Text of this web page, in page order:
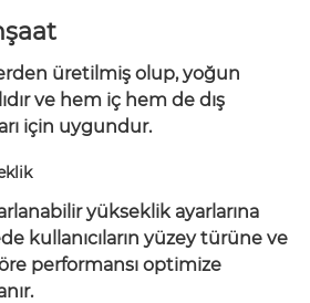
üretilmiş olup, yoğun
ve hem iç hem de dış
için uygundur.
yükseklik ayarlarına
kullanıcıların yüzey türüne ve
performansı optimize